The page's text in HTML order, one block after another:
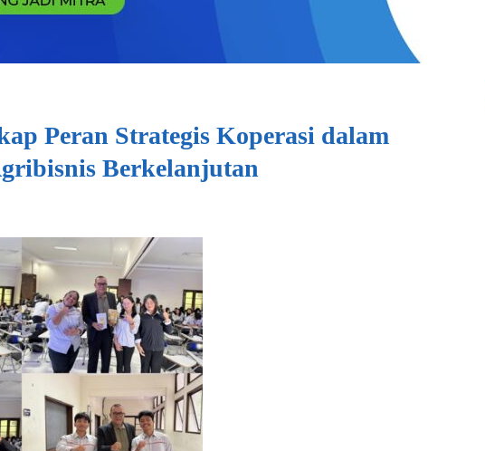
Peran Strategis Koperasi dalam
Berkelanjutan